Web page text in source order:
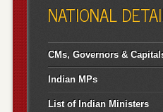
NATIONAL
CMs, Governors &
Indian MPs
List of Indian Ministers